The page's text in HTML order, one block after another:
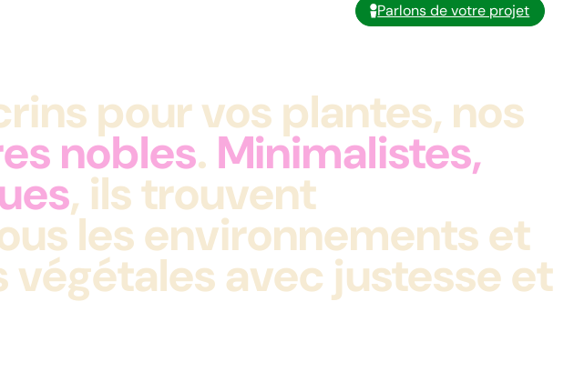
Parlons de votre projet
pour vos plantes, nos
nobles. Minimalistes,
, ils trouvent
les environnements et
avec justesse et